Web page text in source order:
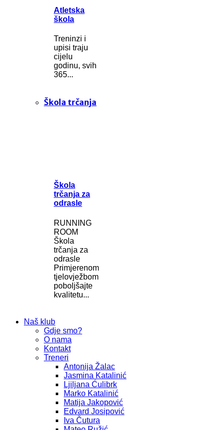
Atletska
škola
Treninzi i
upisi traju
cijelu
godinu, svih
365...
Škola trčanja
Škola
trčanja za
odrasle
RUNNING
ROOM
Škola
trčanja za
odrasle
Primjerenom
tjelovježbom
poboljšajte
kvalitetu...
Naš klub
Gdje smo?
O nama
Kontakt
Treneri
Antonija Žalac
Jasmina Katalinić
Ljiljana Ćulibrk
Marko Katalinić
Matija Jakopović
Edvard Josipović
Iva Čutura